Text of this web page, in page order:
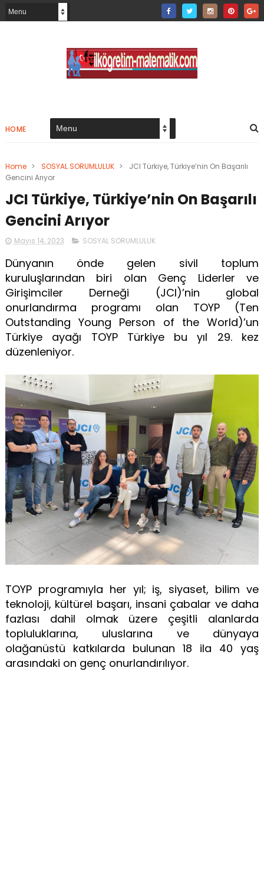
HOME
Home > SOSYAL SORUMLULUK >
JCI Türkiye, Türkiye’nin On Başarılı
Gencini Arıyor
JCI Türkiye, Türkiye’nin On Başarılı
Gencini Arıyor
Mayıs 14, 2023 SOSYAL SORUMLULUK
Dünyanın önde gelen sivil toplum
kuruluşlarından biri olan Genç Liderler ve
Girişimciler Derneği (JCI)’nin global
onurlandırma programı olan TOYP (Ten
Outstanding Young Person of the World)’un
Türkiye ayağı TOYP Türkiye bu yıl 29. kez
düzenleniyor.
TOYP programıyla her yıl; iş, siyaset, bilim ve
teknoloji, kültürel başarı, insani çabalar ve daha
fazlası dahil olmak üzere çeşitli alanlarda
topluluklarına, uluslarına ve dünyaya
olağanüstü katkılarda bulunan 18 ila 40 yaş
arasındaki on genç onurlandırılıyor.